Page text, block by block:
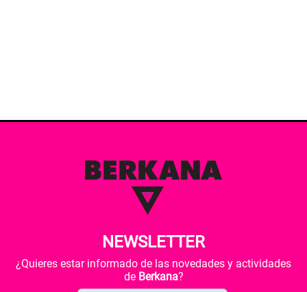
NEWSLETTER
¿Quieres estar informado de las novedades y actividades
de Berkana?